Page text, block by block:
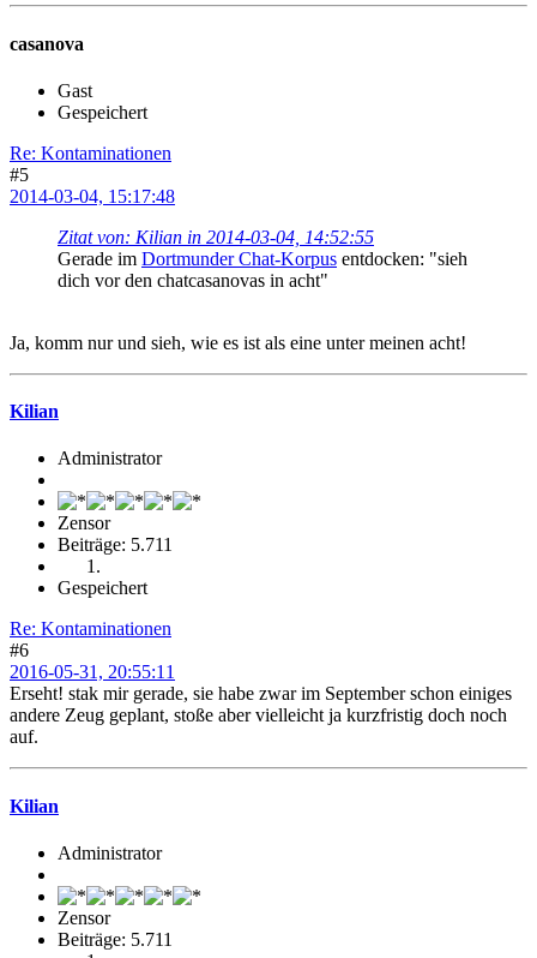
casanova
Gast
Gespeichert
Re: Kontaminationen
#5
2014-03-04, 15:17:48
Zitat von: Kilian in 2014-03-04, 14:52:55
Gerade im Dortmunder Chat-Korpus entdocken: "sieh
dich vor den chatcasanovas in acht"
Ja, komm nur und sieh, wie es ist als eine unter meinen acht!
Kilian
Administrator
Zensor
Beiträge: 5.711
Gespeichert
Re: Kontaminationen
#6
2016-05-31, 20:55:11
Erseht! stak mir gerade, sie habe zwar im September schon einiges
andere Zeug geplant, stoße aber vielleicht ja kurzfristig doch noch
auf.
Kilian
Administrator
Zensor
Beiträge: 5.711